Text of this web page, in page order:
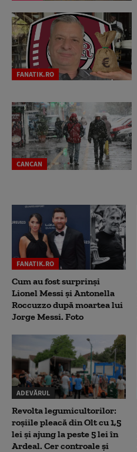
FANATIK.RO
CANCAN
FANATIK.RO
Cum au fost surprinși
Lionel Messi și Antonella
Roccuzzo după moartea lui
Jorge Messi. Foto
ADEVĂRUL
Revolta legumicultorilor:
roșiile pleacă din Olt cu 1,5
lei și ajung la peste 5 lei în
Ardeal. Cer controale și